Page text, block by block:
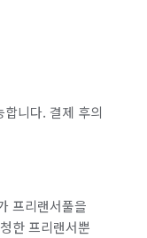
니다. 결제 후의
프리랜서풀을
한 프리랜서뿐